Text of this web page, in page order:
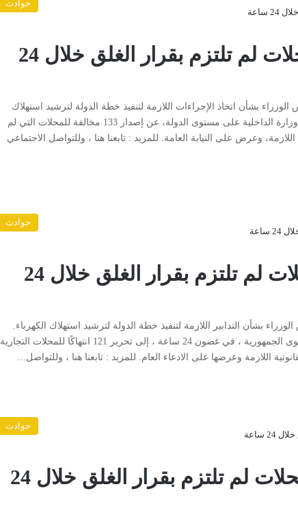
حوادث
تحرير 133 مخالفة لمحلات لم تلتزم بقرار الغلق خلال 24
بشأن اتخاذ الإجراءات اللازمة لتنفيذ خطة الدولة لترشيد استهلاك
الكهرباء. خلال 24 ساعة، أسفرت جهود أجهزة وزارة الداخلية على مستوى الدولة، عن إصدار 133 مخالفة للمحلات التي لم
اللازمة، وعرض على النيابة العامة. للمزيد : تابعنا هنا ، وللتواصل الاجتماعي
حوادث
تحرير 121 مخالفة لمحلات لم تلتزم بقرار الغلق خلال 24
بشأن التدابير اللازمة لتنفيذ خطة الدولة لترشيد استهلاك الكهرباء.
أسفرت جهود وزارة الوكالات الداخلية على مستوى الجمهورية ، في غضون 24 ساعة ، إلى تحرير 121 انتهاكًا للمحلات التجارية
اللازمة وعرضها على الادعاء العام. للمزيد : تابعنا هنا ، وللتواصل…
حوادث
تحرير (143) مخالفة لمحلات لم تلتزم بقرار الغلق خلال 24